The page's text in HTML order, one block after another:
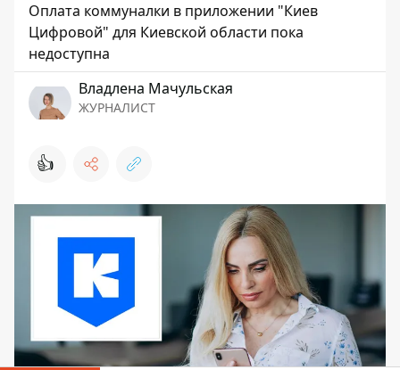
Оплата коммуналки в приложении "Киев
Цифровой" для Киевской области пока
недоступна
Владлена Мачульская
ЖУРНАЛИСТ
👍